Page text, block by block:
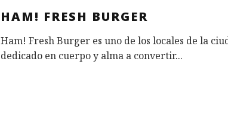
HAM! FRESH BURGER
Ham! Fresh Burger es uno de los locales de la
dedicado en cuerpo y alma a convertir...